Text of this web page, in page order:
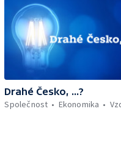
Drahé Česko, ...?
Společnost
Ekonomika